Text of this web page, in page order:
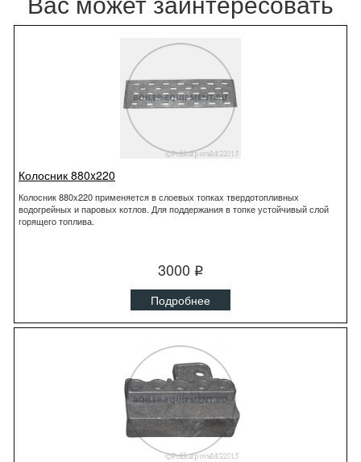
Колосник 880x220
Колосник 880x220 применяется в слоевых топках твердотопливных
водогрейных и паровых котлов. Для поддержания в топке устойчивый слой
горящего топлива.
3000 q
Подробнее